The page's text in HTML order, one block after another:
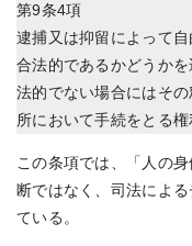
第9条4項
逮捕又は抑留によって
合法的であるかどうか
法的でない場合にはそ
所において手続をとる権
この条項では、「人の
断ではなく、司法によ
ている。